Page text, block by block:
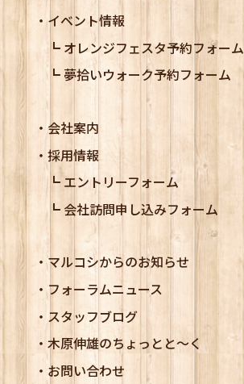
イベント情報
オレンジフェスタ予約フォーム
夢拾いウォーク予約フォーム
会社案内
採用情報
エントリーフォーム
会社訪問申し込みフォーム
マルコシからのお知らせ
フォーラムニュース
スタッフブログ
木原伸雄のちょっとと～く
お問い合わせ